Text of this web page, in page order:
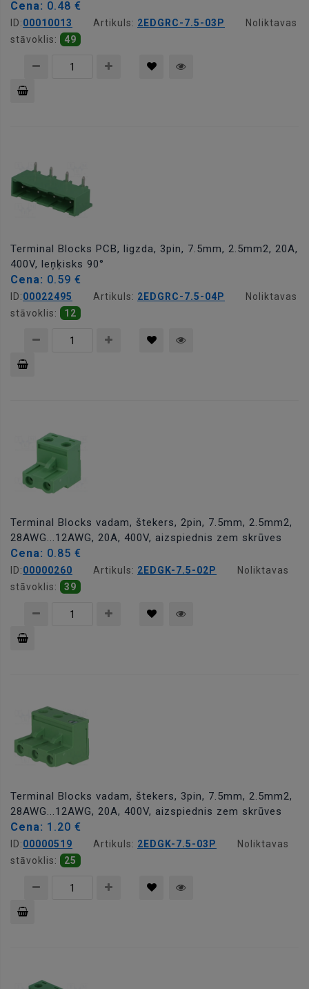
Cena: 0.48 €
ID:00010013 Artikuls: 2EDGRC-7.5-03P
Noliktavas
stāvoklis:
49
Terminal Blocks PCB, ligzda, 3pin, 7.5mm, 2.5mm2, 20A,
400V, leņķisks 90°
Cena: 0.59 €
ID:00022495 Artikuls: 2EDGRC-7.5-04P
Noliktavas
stāvoklis:
12
Terminal Blocks vadam, štekers, 2pin, 7.5mm, 2.5mm2,
28AWG...12AWG, 20A, 400V, aizspiednis zem skrūves
Cena: 0.85 €
ID:00000260 Artikuls: 2EDGK-7.5-02P
Noliktavas
stāvoklis:
39
Terminal Blocks vadam, štekers, 3pin, 7.5mm, 2.5mm2,
28AWG...12AWG, 20A, 400V, aizspiednis zem skrūves
Cena: 1.20 €
ID:00000519 Artikuls: 2EDGK-7.5-03P
Noliktavas
stāvoklis:
25